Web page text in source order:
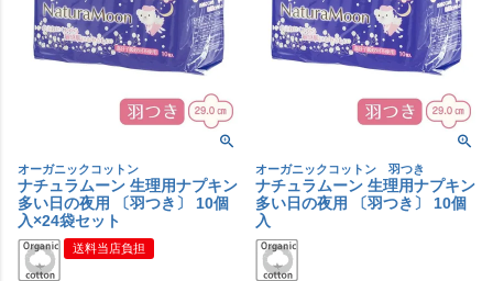
オーガニックコットン
ナチュラムーン 生理用ナプキン
多い日の夜用 〔羽つき〕 10個
入×24袋セット
送料当店負担
オーガニックコットン 羽つき
ナチュラムーン 生理用ナプキン
多い日の夜用 〔羽つき〕 10個
入